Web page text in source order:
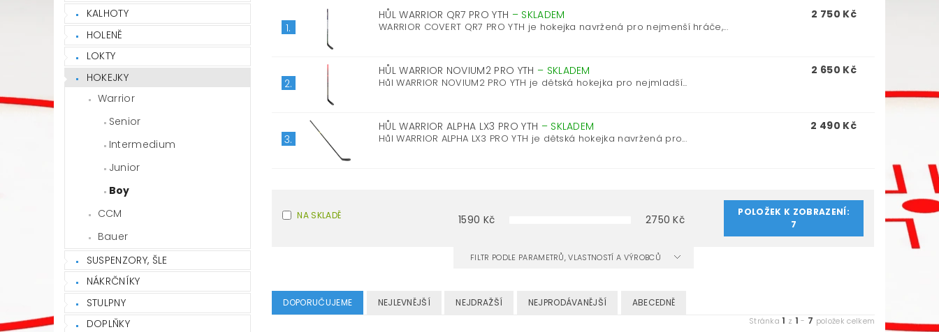
KALHOTY
HOLENĚ
LOKTY
HOKEJKY
Warrior
Senior
Intermedium
Junior
Boy
CCM
Bauer
SUSPENZORY, ŠLE
NÁKRČNÍKY
STULPNY
DOPLŇKY
1.
HŮL WARRIOR QR7 PRO YTH – SKLADEM
WARRIOR COVERT QR7 PRO YTH je hokejka navržená pro nejmenší hráče,...
2 750 Kč
2.
HŮL WARRIOR NOVIUM2 PRO YTH – SKLADEM
Hůl WARRIOR NOVIUM2 PRO YTH je dětská hokejka pro nejmladší...
2 650 Kč
3.
HŮL WARRIOR ALPHA LX3 PRO YTH – SKLADEM
Hůl WARRIOR ALPHA LX3 PRO YTH je dětská hokejka navržená pro...
2 490 Kč
NA SKLADĚ 1590 Kč 2750 Kč
POLOŽEK K ZOBRAZENÍ:
7
FILTR PODLE PARAMETRŮ, VLASTNOSTÍ A VÝROBCŮ
DOPORUČUJEME NEJLEVNĚJŠÍ NEJDRAŽŠÍ NEJPRODÁVANĚJŠÍ ABECEDNĚ
Stránka1 z 1 - 7 položek celkem